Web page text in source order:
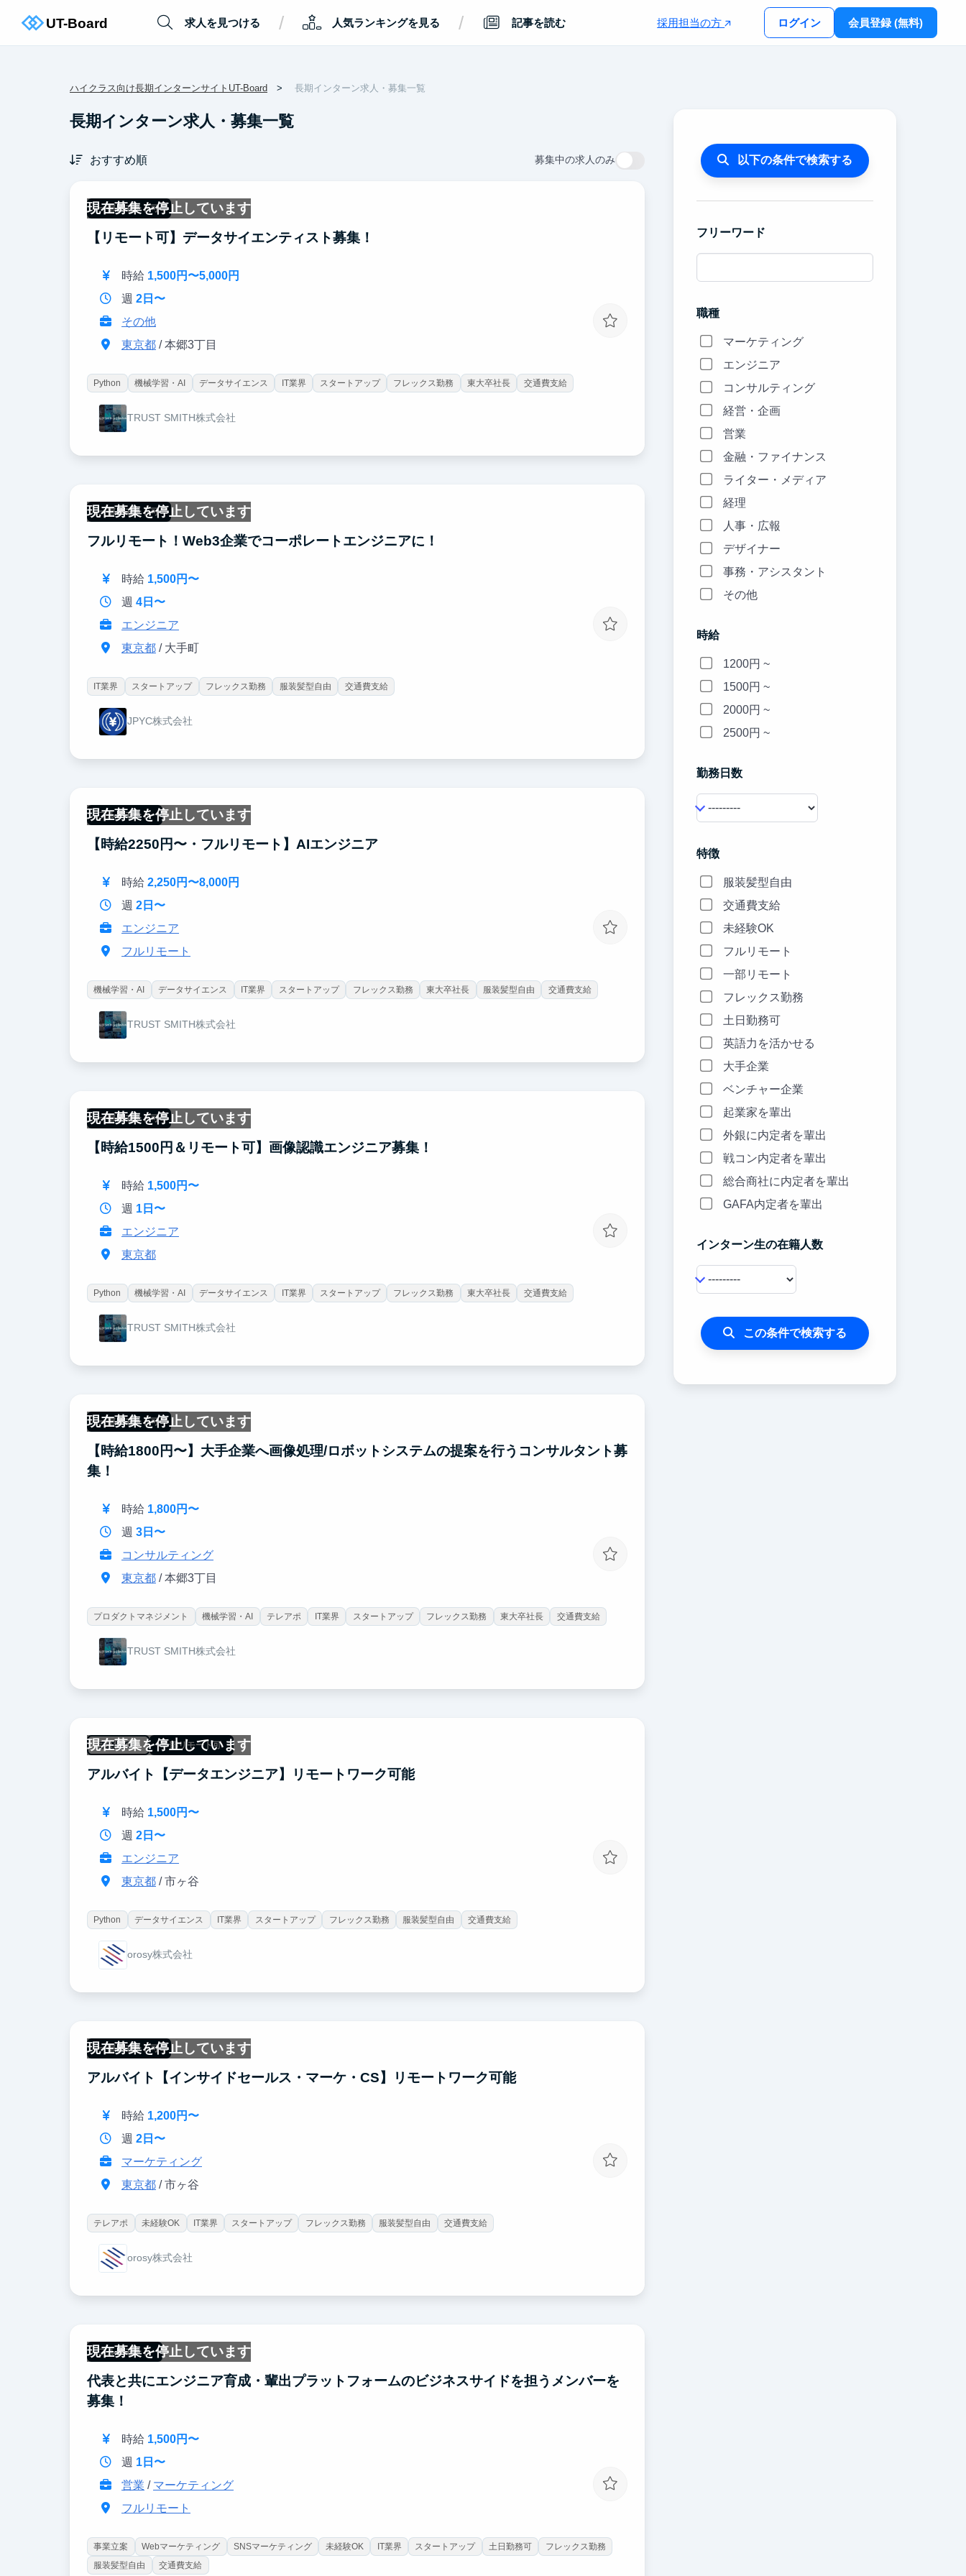
求人を見つける / 人気ランキングを見る / 記事を読む 採用担当の方 ログイン 会員登録 (無料)
ハイクラス向け長期インターンサイトUT-Board 長期インターン求人・募集一覧
長期インターン求人・募集一覧
おすすめ順 募集中の求人のみ
現在募集を停止しています
一部リモート可
【リモート可】データサイエンティスト募集！
時給 1,500円〜5,000円
週 2日〜
その他
東京都/ 本郷3丁目
Python 機械学習・AI データサイエンス IT業界 スタートアップ フレックス勤務 東大卒社長 交通費支給
TRUST SMITH株式会社
現在募集を停止しています
一部リモート可
フルリモート！Web3企業でコーポレートエンジニアに！
時給 1,500円〜
週 4日〜
エンジニア
東京都/ 大手町
IT業界 スタートアップ フレックス勤務 服装髪型自由 交通費支給
JPYC株式会社
現在募集を停止しています
フルリモート
【時給2250円〜・フルリモート】AIエンジニア
時給 2,250円〜8,000円
週 2日〜
エンジニア
フルリモート
機械学習・AI データサイエンス IT業界 スタートアップ フレックス勤務 東大卒社長 服装髪型自由 交通費支給
TRUST SMITH株式会社
現在募集を停止しています
一部リモート可
【時給1500円＆リモート可】画像認識エンジニア募集！
時給 1,500円〜
週 1日〜
エンジニア
東京都
Python 機械学習・AI データサイエンス IT業界 スタートアップ フレックス勤務 東大卒社長 交通費支給
TRUST SMITH株式会社
現在募集を停止しています
一部リモート可
【時給1800円〜】大手企業へ画像処理/ロボットシステムの提案を行うコンサルタント募
集！
時給 1,800円〜
週 3日〜
コンサルティング
東京都/ 本郷3丁目
プロダクトマネジメント 機械学習・AI テレアポ IT業界 スタートアップ フレックス勤務 東大卒社長 交通費支給
TRUST SMITH株式会社
現在募集を停止しています
未経験OK 一部リモート可
アルバイト【データエンジニア】リモートワーク可能
時給 1,500円〜
週 2日〜
エンジニア
東京都/ 市ヶ谷
Python データサイエンス IT業界 スタートアップ フレックス勤務 服装髪型自由 交通費支給
orosy株式会社
現在募集を停止しています
一部リモート可
アルバイト【インサイドセールス・マーケ・CS】リモートワーク可能
時給 1,200円〜
週 2日〜
マーケティング
東京都/ 市ヶ谷
テレアポ 未経験OK IT業界 スタートアップ フレックス勤務 服装髪型自由 交通費支給
orosy株式会社
現在募集を停止しています
フルリモート
代表と共にエンジニア育成・輩出プラットフォームのビジネスサイドを担うメンバーを
募集！
時給 1,500円〜
週 1日〜
営業 / マーケティング
フルリモート
事業立案 Webマーケティング SNSマーケティング 未経験OK IT業界 スタートアップ 土日勤務可
フレックス勤務
服装髪型自由
交通費支給
以下の条件で検索する
フリーワード
職種
マーケティング
エンジニア
コンサルティング
経営・企画
営業
金融・ファイナンス
ライター・メディア
経理
人事・広報
デザイナー
事務・アシスタント
その他
時給
1200円 ~
1500円 ~
2000円 ~
2500円 ~
勤務日数
特徴
服装髪型自由
交通費支給
未経験OK
フルリモート
一部リモート
フレックス勤務
土日勤務可
英語力を活かせる
大手企業
ベンチャー企業
起業家を輩出
外銀に内定者を輩出
戦コン内定者を輩出
総合商社に内定者を輩出
GAFA内定者を輩出
インターン生の在籍人数
この条件で検索する